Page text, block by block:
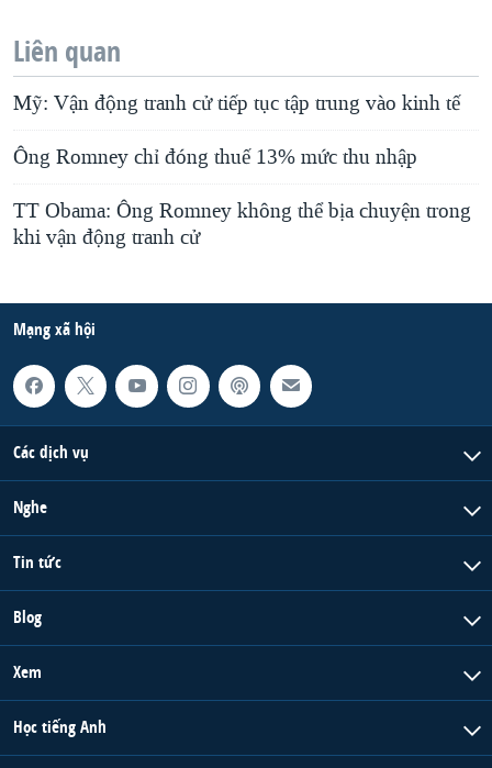
Liên quan
Mỹ: Vận động tranh cử tiếp tục tập trung vào kinh tế
Ông Romney chỉ đóng thuế 13% mức thu nhập
TT Obama: Ông Romney không thể bịa chuyện trong
khi vận động tranh cử
Mạng xã hội
Các dịch vụ
Nghe
Tin tức
Blog
Xem
Học tiếng Anh